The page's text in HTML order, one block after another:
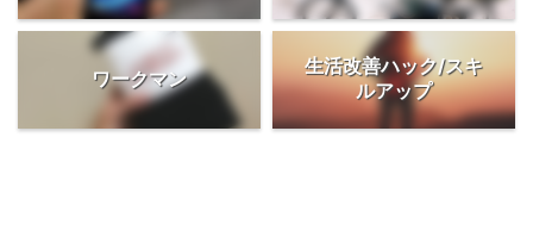
ワークマン
生活改善ハック/スキ
ルアップ